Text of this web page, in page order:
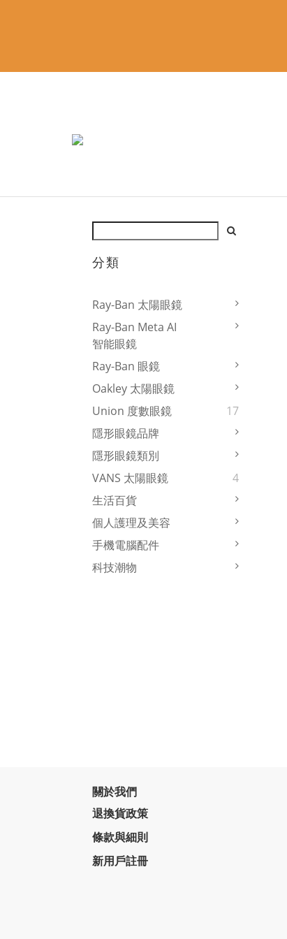
分類
Ray-Ban 太陽眼鏡
Ray-Ban Meta AI
智能眼鏡
Ray-Ban 眼鏡
Oakley 太陽眼鏡
Union 度數眼鏡
17
隱形眼鏡品牌
隱形眼鏡類別
VANS 太陽眼鏡
4
生活百貨
個人護理及美容
手機電腦配件
科技潮物
關於我們
退換貨政策
條款與細則
新用戶註冊